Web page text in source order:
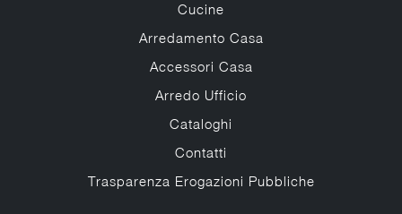
Cucine
Arredamento Casa
Accessori Casa
Arredo Ufficio
Cataloghi
Contatti
Trasparenza Erogazioni Pubbliche